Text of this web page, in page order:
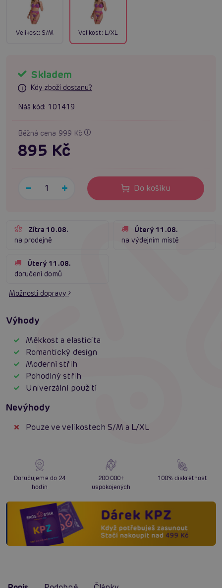
Velikost: S/M Velikost: L/XL
Skladem
Kdy zboží dostanu?
Náš kód: 101419
Běžná cena 999 Kč
895 Kč
Do košíku
Zítra 10.08.
na prodejně
Úterý 11.08.
na výdejním místě
Úterý 11.08.
doručení domů
Možnosti dopravy
Výhody
Měkkost a elasticita
Romantický design
Moderní střih
Pohodlný střih
Univerzální použití
Nevýhody
Pouze ve velikostech S/M a L/XL
Doručujeme do 24
hodin
200 000+
uspokojených
100% diskrétnost